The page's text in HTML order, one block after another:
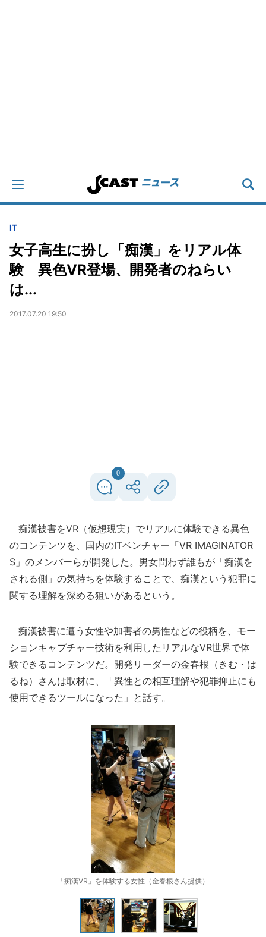
IT
女子高生に扮し「痴漢」をリアル体
験 異色VR登場、開発者のねらい
は...
2017.07.20 19:50
0
痴漢被害をVR（仮想現実）でリアルに体験できる異色
のコンテンツを、国内のITベンチャー「VR IMAGINATOR
S」のメンバーらが開発した。男女問わず誰もが「痴漢を
される側」の気持ちを体験することで、痴漢という犯罪に
関する理解を深める狙いがあるという。
痴漢被害に遭う女性や加害者の男性などの役柄を、モー
ションキャプチャー技術を利用したリアルなVR世界で体
験できるコンテンツだ。開発リーダーの金春根（きむ・は
るね）さんは取材に、「異性との相互理解や犯罪抑止にも
使用できるツールになった」と話す。
「痴漢VR」を体験する女性（金春根さん提供）